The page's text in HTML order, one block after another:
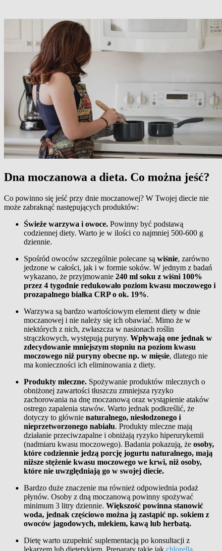
Dna moczanowa a dieta. Co można jeść?
Co powinno się jeść przy dnie moczanowej? W Twojej diecie nie
może zabraknąć następujących produktów:
Świeże warzywa i owoce. Powinny być podstawą
codziennej diety. Warto je w ilości co najmniej 500-600 g
dziennie.
Spośród owoców szczególnie polecane są wiśnie, zarówno
jedzone w całości, jak i w formie soków. W jednym z badań
wykazano, że przyjmowanie 240 ml soku z wiśni 100%
przez 4 tygodnie redukowało poziom kwasu moczowego i
prozapalnego białka CRP o ok. 19%.
Warzywa są bardzo wartościowym element diety w dnie
moczanowej i nie należy się ich obawiać. Mimo że w
niektórych z nich, zwłaszcza w nasionach roślin
strączkowych, występują puryny. Wpływają one jednak w
zdecydowanie mniejszym stopniu na poziom kwasu
moczowego niż puryny obecne np. w mięsie, dlatego nie
ma konieczności ich eliminowania z diety.
Produkty mleczne. Spożywanie produktów mlecznych o
obniżonej zawartości tłuszczu zmniejsza ryzyko
zachorowania na dnę moczanową oraz wystąpienie ataków
ostrego zapalenia stawów. Warto jednak podkreślić, że
dotyczy to głównie naturalnego, niesłodzonego i
nieprzetworzonego nabiału. Produkty mleczne mają
działanie przeciwzapalne i obniżają ryzyko hiperurykemii
(nadmiaru kwasu moczowego). Badania pokazują, że osoby,
które codziennie jedzą porcję jogurtu naturalnego, mają
niższe stężenie kwasu moczowego we krwi, niż osoby,
które nie uwzględniają go w swojej diecie.
Bardzo duże znaczenie ma również odpowiednia podaż
płynów. Osoby z dną moczanową powinny spożywać
minimum 3 litry dziennie. Większość powinna stanowić
woda, jednak częściowo można ją zastąpić np. sokiem z
owoców jagodowych, mlekiem, kawą lub herbatą.
Dietę warto uzupełnić suplementacją po konsultacji z